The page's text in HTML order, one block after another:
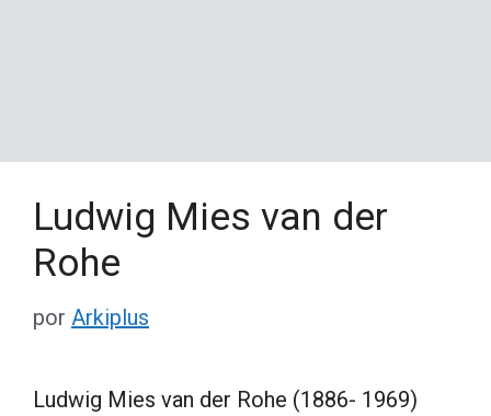
Ludwig Mies van der
Rohe
por Arkiplus
Ludwig Mies van der Rohe (1886- 1969)